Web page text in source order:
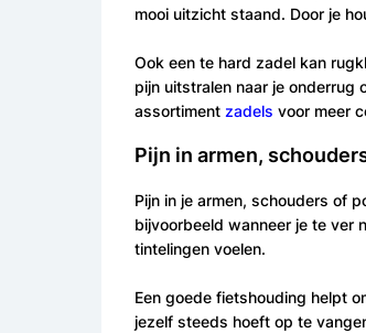
mooi uitzicht staand. Door je
Ook een te hard zadel kan
pijn uitstralen naar je onderrug
assortiment zadels voor meer
Pijn in armen,
Pijn in je armen, schouders of
bijvoorbeeld wanneer je te ver
tintelingen voelen.
Een goede fietshouding helpt
jezelf steeds hoeft op te